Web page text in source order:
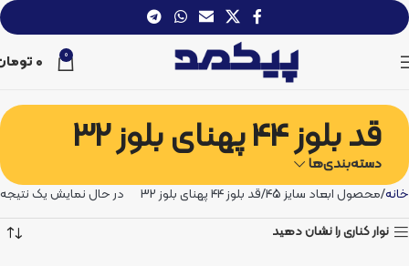
0
0
قد بلوز 44 پهنای بلوز 32
دسته‌بندی‌ها
خانه محصول ابعاد سایز 45 قد بلوز 44 پهنای بلوز 32
در حال نمایش یک نتیجه
نوار کناری را نشان دهید